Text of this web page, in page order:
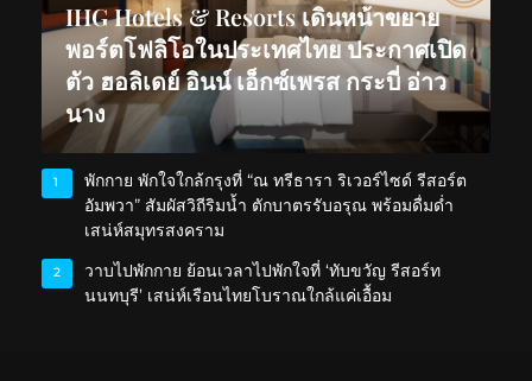
IHG Hotels & Resorts เดินหน้าขยาย
พอร์ตโฟลิโอในประเทศไทย ประกาศเปิด
ตัว ฮอลิเดย์ อินน์ เอ็กซ์เพรส กระบี่ อ่าว
นาง
1
พักกาย พักใจใกล้กรุงที่ “ณ ทรีธารา ริเวอร์ไซด์ รีสอร์ต
อัมพวา” สัมผัสวิถีริมน้ำ ตักบาตรรับอรุณ พร้อมดื่มด่ำ
เสน่ห์สมุทรสงคราม
2
วาบไปพักกาย ย้อนเวลาไปพักใจที่ ‘ทับขวัญ รีสอร์ท
นนทบุรี’ เสน่ห์เรือนไทยโบราณใกล้แค่เอื้อม